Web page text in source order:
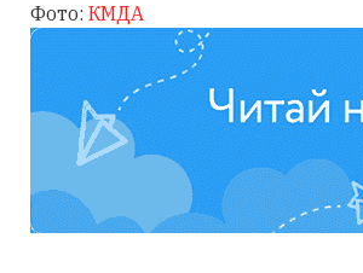
Фото: КМДА